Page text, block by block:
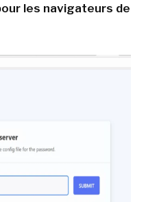
les navigateurs de